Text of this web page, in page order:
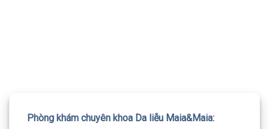
Phòng khám chuyên khoa Da liễu Maia&Maia: